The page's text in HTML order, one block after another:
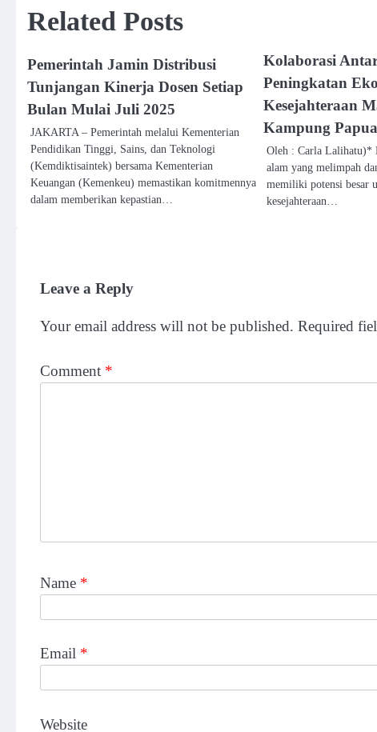
Related Posts
Pemerintah Jamin Distribusi
Tunjangan Kinerja Dosen Setiap
Bulan Mulai Juli 2025
JAKARTA – Pemerintah melalui Kementerian
Pendidikan Tinggi, Sains, dan Teknologi
(Kemdiktisaintek) bersama Kementerian
Keuangan (Kemenkeu) memastikan komitmennya
dalam memberikan kepastian…
Kolaborasi
Peningkatan
Kesejahteraan
Kampung Papua
Oleh : Carla Lalihatu)*
alam yang melimpah
memiliki potensi besar
kesejahteraan…
Leave a Reply
Your email address will not be published. Required
Comment *
Name *
Email *
Website